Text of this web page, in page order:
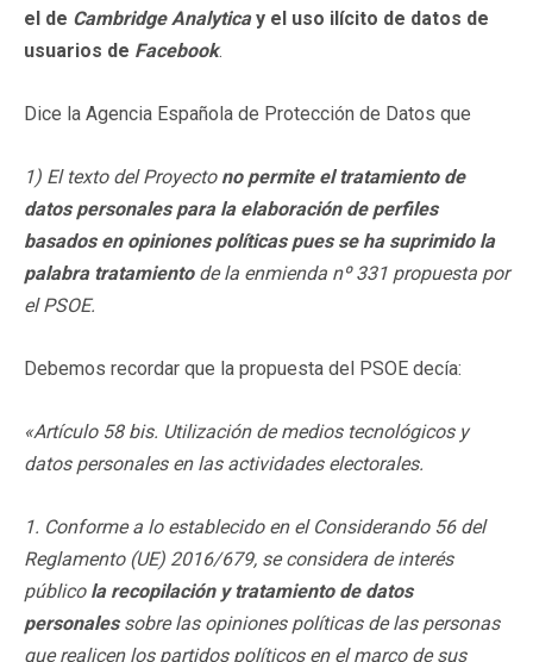
el de Cambridge Analyticay el uso ilícito de datos de
usuarios de Facebook.
Dice la Agencia Española de Protección de Datos que
1) El texto del Proyecto no permite el tratamiento de
datos personales para la elaboración de perfiles
basados en opiniones políticas pues se ha suprimido la
palabra tratamientode la enmienda nº 331 propuesta por
el PSOE.
Debemos recordar que la propuesta del PSOE decía:
«Artículo 58 bis. Utilización de medios tecnológicos y
datos personales en las actividades electorales.
1. Conforme a lo establecido en el Considerando 56 del
Reglamento (UE) 2016/679, se considera de interés
público la recopilación y tratamiento de datos
personalessobre las opiniones políticas de las personas
que realicen los partidos políticos en el marco de sus